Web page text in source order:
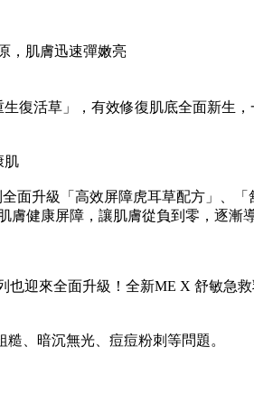
，肌膚迅速彈嫩亮
復活草」，有效修復肌底全面新生
肌
面升級「高效屏障虎耳草配方」、
健康屏障，讓肌膚從負到零，逐漸
也迎來全面升級！全新ME X 舒敏
、暗沉無光、痘痘粉刺等問題。